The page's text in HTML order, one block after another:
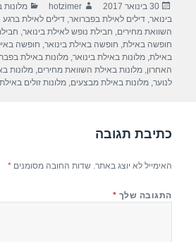
e
b
o
o
s
A
p
p
gr
a
m
פורסם
בתאריך
30 בינואר 2017 מחבר
hotzimer מלונות
בינואר,דילים לאילת בפברואר,דילים לאילת ברגע
השוואת מחירים, חבילת נופש לאילת בינואר,
חופשה באילת, חופשה באילת בינואר, חופשה
באילת,מלונות באילת בינואר,מלונות באילת
האחרון,מלונות באילת השוואת מחירים,מלונות
לנוער,מלונות באילת מבצעים,מלונות זולים באילת
כתיבת תגובה
האימייל לא יוצג באתר. שדות החובה מסומנים*
התגובה שלך *